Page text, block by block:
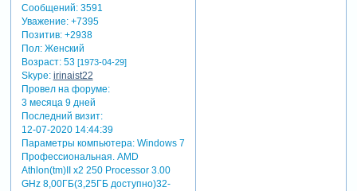
Сообщений:3591
Уважение: +7395
Позитив: +2938
Пол:Женский
Возраст:53 [1973-04-29]
Skype: irinaist22
Провел на форуме:
3 месяца 9 дней
Последний визит:
12-07-2020 14:44:39
Параметры компьютера:Windows 7
Профессиональная. AMD
Athlon(tm)II x2 250 Processor 3.00
GHz 8,00ГБ(3,25ГБ доступно)32-